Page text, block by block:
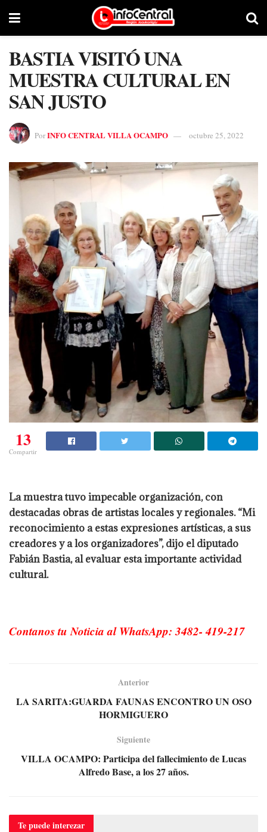
BASTIA VISITÓ UNA
MUESTRA CULTURAL EN
SAN JUSTO
PorINFO CENTRAL VILLA OCAMPO octubre 25, 2022
13
Compartir
La muestra tuvo impecable organización, con
destacadas obras de artistas locales y regionales. “Mi
reconocimiento a estas expresiones artísticas, a sus
creadores y a los organizadores”, dijo el diputado
Fabián Bastia, al evaluar esta importante actividad
cultural.
Contanos tu Noticia al WhatsApp: 3482- 419-217
Anterior
LA SARITA:GUARDA FAUNAS ENCONTRO UN OSO
HORMIGUERO
Siguiente
VILLA OCAMPO: Participa del fallecimiento de Lucas
Alfredo Base, a los 27 años.
Te puedeinterezar